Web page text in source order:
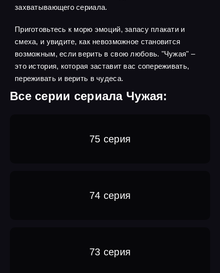
захватывающего сериала.
Приготовьтесь к морю эмоций, запасу плакати и
смеха, и увидите, как невозможное становится
возможным, если верить в свою любовь. "Чужая" –
это история, которая заставит вас сопереживать,
переживать и верить в чудеса.
Все серии сериала Чужая:
75 серия
74 серия
73 серия